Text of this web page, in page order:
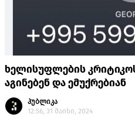
ხელისუფლების
აგინებენ და ემუქრებიან
პუბლიკა
12:56, 31 მაისი, 2024